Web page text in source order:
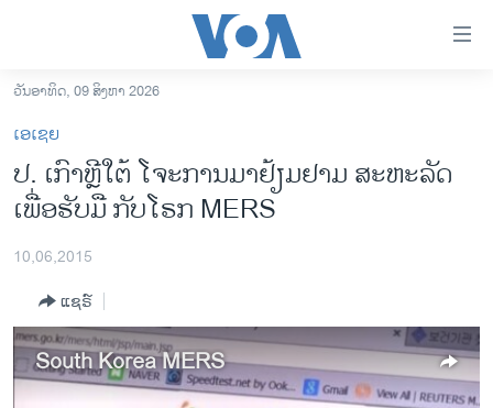
ເຂົ້າ
ຫາ
ຂ້າມ
ຂ້າມ
ຫາ
ອາເມຣິກາ
ຂ່າວ​ຈີນ
ໂລກ
ເອເຊຍ
ອິດສະຫຼະພາບດ້ານການຂ່າວ
ວັນອາທິດ, 09 ສິງຫາ 2026
ເອເຊຍ
ປ. ​ເກົາຫຼີ​ໃຕ້ ໂຈະ​ການ​ມາ​ຢ້ຽມຢາມ ​ສະຫະລັດ
ເພື່ອຮັບມື ກັບ​ໂຣກ MERS
10,06,2015
ແຊຣ໌
South Korea MERS